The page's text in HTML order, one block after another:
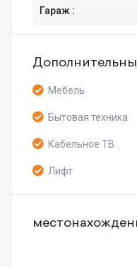
Гараж :
Мебель
Бытовая техника
Кабельное ТВ
Лифт